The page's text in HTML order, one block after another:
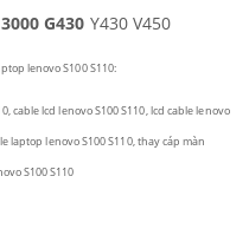
3000 G430 Y430 V450
lenovo S100 S110:
, cable lcdlenovo S100 S110, lcd cablelenovo
laptoplenovo S100 S110, thay cáp màn
S100 S110